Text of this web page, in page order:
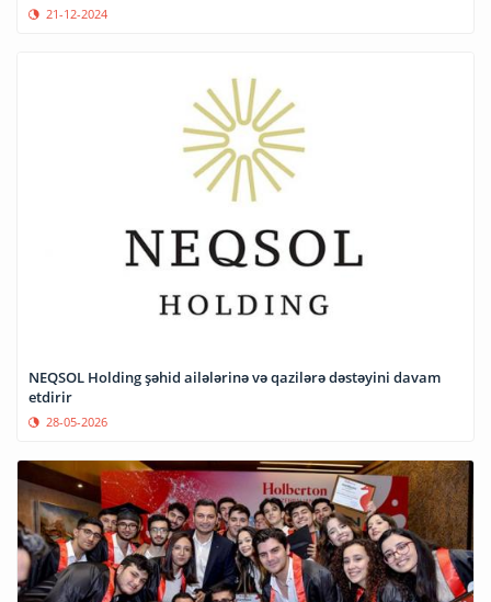
21-12-2024
NEQSOL Holding şəhid ailələrinə və qazilərə dəstəyini davam
etdirir
28-05-2026